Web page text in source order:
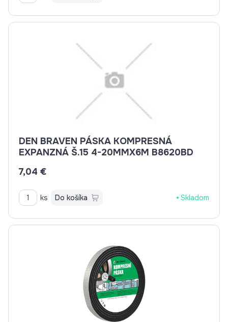
DEN BRAVEN PÁSKA KOMPRESNÁ
EXPANZNÁ Š.15 4-20MMX6M B8620BD
7,04 €
ks Do košíka Skladom